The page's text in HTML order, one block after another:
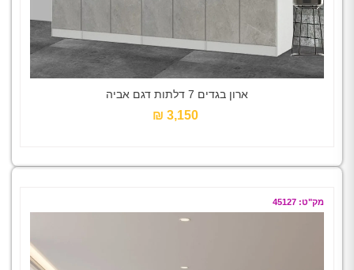
ארון בגדים 7 דלתות דגם אביה
3,150 ₪‎
מק"ט: 45127